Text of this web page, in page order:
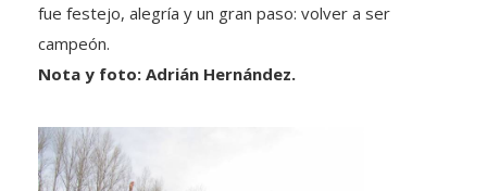
fue festejo, alegría y un gran paso: volver a ser
campeón.
Nota y foto: Adrián Hernández.